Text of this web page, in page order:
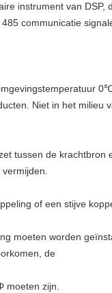
instrument van DSP,
communicatie
Niet in het milieu
tussen de krachtbron
of een stijve
moeten worden
de
moeten zijn.